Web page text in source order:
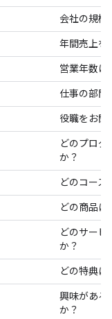
会社の規模
年間売上を
営業年数は
仕事の部門
役職をお聞
どのプログ
か？
どのコース
どの商品に
どのサービ
か？
どの特典に
興味がある
か？